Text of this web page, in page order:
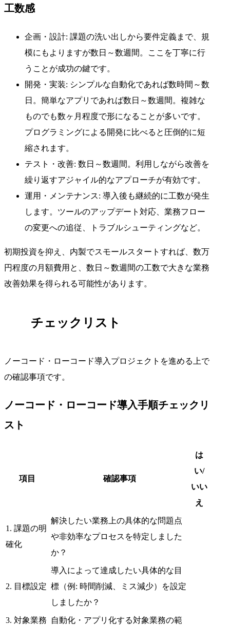
工数感
企画・設計: 課題の洗い出しから要件定義まで、規
模にもよりますが数日～数週間。ここを丁寧に行
うことが成功の鍵です。
開発・実装: シンプルな自動化であれば数時間～数
日。簡単なアプリであれば数日～数週間。複雑な
ものでも数ヶ月程度で形になることが多いです。
プログラミングによる開発に比べると圧倒的に短
縮されます。
テスト・改善: 数日～数週間。利用しながら改善を
繰り返すアジャイル的なアプローチが有効です。
運用・メンテナンス: 導入後も継続的に工数が発生
します。ツールのアップデート対応、業務フロー
の変更への追従、トラブルシューティングなど。
初期投資を抑え、内製でスモールスタートすれば、数万
円程度の月額費用と、数日～数週間の工数で大きな業務
改善効果を得られる可能性があります。
チェックリスト
ノーコード・ローコード導入プロジェクトを進める上で
の確認事項です。
ノーコード・ローコード導入手順チェックリ
スト
項目 確認事項
は
い/
いい
え
1. 課題の明
確化
解決したい業務上の具体的な問題点
や非効率なプロセスを特定しました
か？
2. 目標設定
導入によって達成したい具体的な目
標（例: 時間削減、ミス減少）を設定
しましたか？
3. 対象業務
自動化・アプリ化する対象業務の範